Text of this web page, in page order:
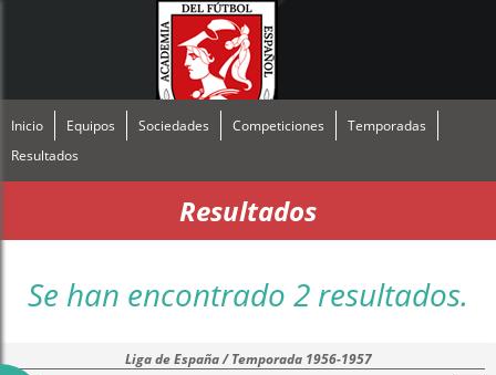
Inicio Equipos Sociedades Competiciones
Temporadas
Resultados
Resultados
Se han encontrado 2 resultados.
Liga de España / Temporada 1956-1957